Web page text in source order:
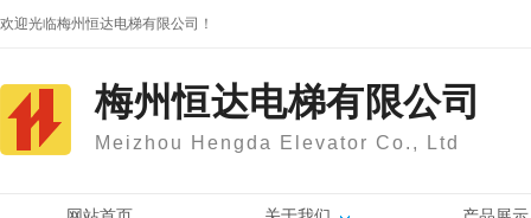
欢迎光临梅州恒达电梯有限公司！
梅州恒达电梯有限公司
Meizhou Hengda Elevator Co., Ltd